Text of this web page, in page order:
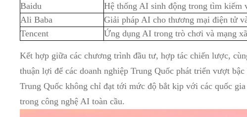
Baidu
Hệ thống AI sinh động trong tìm kiếm
Ali Baba
Giải pháp AI cho thương mại điện tử
Tencent
Ứng dụng AI trong trò chơi và mạng
Kết hợp giữa các chương trình đầu tư, hợp tác chiến lược,
thuận lợi để các doanh nghiệp Trung Quốc phát triển vượt
Trung Quốc không chỉ đạt tới mức độ bắt kịp với các quốc
trong công nghệ AI toàn cầu.